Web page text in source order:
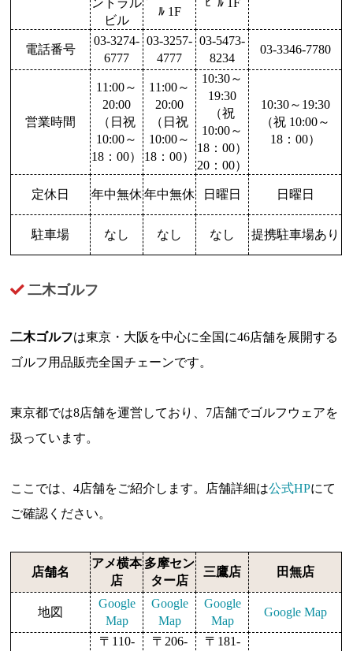
ントラル
ビル
ﾙ 1F
ﾋﾞﾙ 1F
電話番号
03-3274-
6777
03-3257-
4777
03-5473-
8234
03-3346-7780
営業時間
11:00～
20:00
（日祝
10:00～
18：00）
11:00～
20:00
（日祝
10:00～
18：00）
10:30～
19:30
（祝
10:00～
18：00）
20：00）
10:30～19:30
（祝 10:00～
18：00）
定休日 年中無休 年中無休 日曜日 日曜日
駐車場 なし なし なし 提携駐車場あり
二木ゴルフ
二木ゴルフは東京・大阪を中心に全国に46店舗を展開する
ゴルフ用品販売全国チェーンです。
東京都では8店舗を運営しており、7店舗でゴルフウェアを
扱っています。
ここでは、4店舗をご紹介します。店舗詳細は公式HPにて
ご確認ください。
店舗名
アメ横本
店
多摩セン
ター店
三鷹店 田無店
地図
Google
Map
Google
Map
Google
Map
Google Map
〒110- 〒206- 〒181-